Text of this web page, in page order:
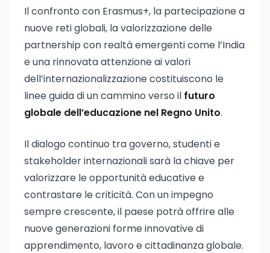
Il confronto con Erasmus+, la partecipazione a
nuove reti globali, la valorizzazione delle
partnership con realtà emergenti come l’India
e una rinnovata attenzione ai valori
dell’internazionalizzazione costituiscono le
linee guida di un cammino verso il futuro
globale dell’educazione nel Regno Unito.
Il dialogo continuo tra governo, studenti e
stakeholder internazionali sarà la chiave per
valorizzare le opportunità educative e
contrastare le criticità. Con un impegno
sempre crescente, il paese potrà offrire alle
nuove generazioni forme innovative di
apprendimento, lavoro e cittadinanza globale.